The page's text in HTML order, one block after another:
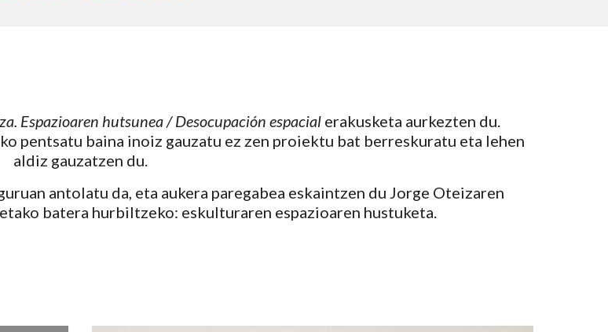
Espazioaren hutsunea / Desocupación espacialerakusketa aurkezten du.
pentsatu baina inoiz gauzatu ez zen proiektu bat berreskuratu eta lehen
aldiz gauzatzen du.
antolatu da, eta aukera paregabea eskaintzen du Jorge Oteizaren
batera hurbiltzeko: eskulturaren espazioaren hustuketa.